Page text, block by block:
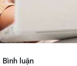
Bình luận